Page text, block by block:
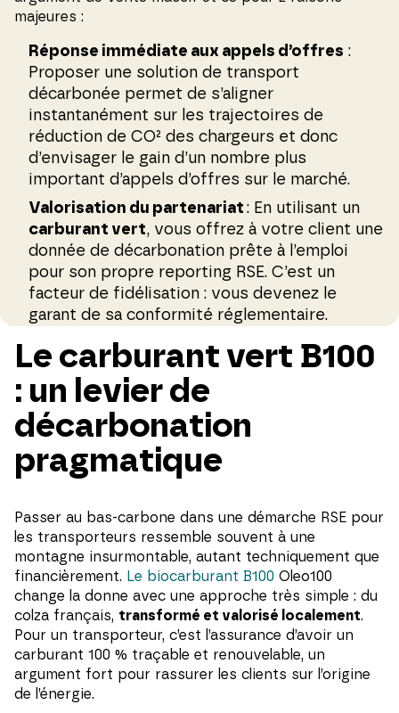
majeures :
Réponse immédiate aux appels d’offres :
Proposer une solution de transport
décarbonée permet de s’aligner
instantanément sur les trajectoires de
réduction de CO² des chargeurs et donc
d’envisager le gain d’un nombre plus
important d’appels d’offres sur le marché.
Valorisation du partenariat : En utilisant un
carburant vert, vous offrez à votre client une
donnée de décarbonation prête à l’emploi
pour son propre reporting RSE. C’est un
facteur de fidélisation : vous devenez le
garant de sa conformité réglementaire.
Le carburant vert B100
: un levier de
décarbonation
pragmatique
Passer au bas-carbone dans une démarche RSE pour
les transporteurs ressemble souvent à une
montagne insurmontable, autant techniquement que
financièrement. Le biocarburant B100 Oleo100
change la donne avec une approche très simple : du
colza français, transformé et valorisé localement.
Pour un transporteur, c’est l’assurance d’avoir un
carburant 100 % traçable et renouvelable, un
argument fort pour rassurer les clients sur l’origine
de l’énergie.